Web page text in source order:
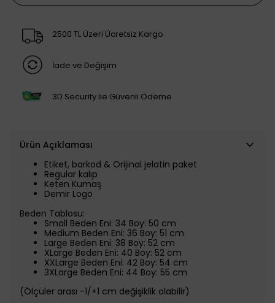
2500 TL Üzeri Ücretsiz Kargo
İade ve Değişim
3D Security ile Güvenli Ödeme
Ürün Açıklaması
Etiket, barkod & Orijinal jelatin paket
Regular kalıp
Keten Kumaş
Demir Logo
Beden Tablosu:
Small Beden Eni: 34 Boy: 50 cm
Medium Beden Eni: 36 Boy: 51 cm
Large Beden Eni: 38 Boy: 52 cm
XLarge Beden Eni: 40 Boy: 52 cm
XXLarge Beden Eni: 42 Boy: 54 cm
3XLarge Beden Eni: 44 Boy: 55 cm
(Ölçüler arası -1/+1 cm değişiklik olabilir)